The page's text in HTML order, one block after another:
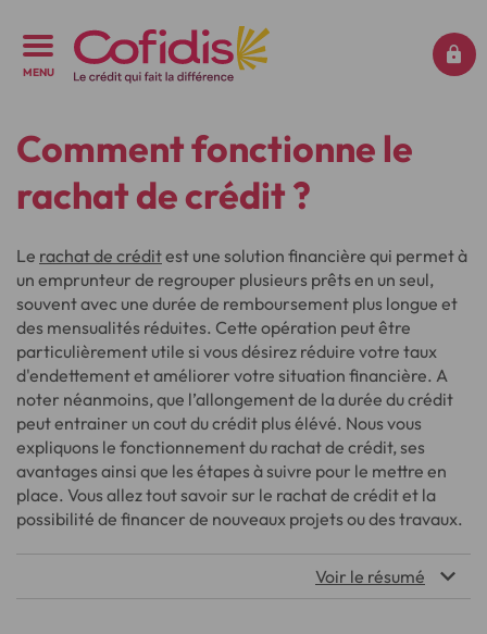
MENU
Comment fonctionne le
rachat de crédit ?
Le rachat de créditest une solution financière qui permet à
un emprunteur de regrouper plusieurs prêts en un seul,
souvent avec une durée de remboursement plus longue et
des mensualités réduites. Cette opération peut être
particulièrement utile si vous désirez réduire votre taux
d'endettement et améliorer votre situation financière. A
noter néanmoins, que l’allongement de la durée du crédit
peut entrainer un cout du crédit plus élévé. Nous vous
expliquons le fonctionnement du rachat de crédit, ses
avantages ainsi que les étapes à suivre pour le mettre en
place. Vous allez tout savoir sur le rachat de crédit et la
possibilité de financer de nouveaux projets ou des travaux.
Voir le résumé